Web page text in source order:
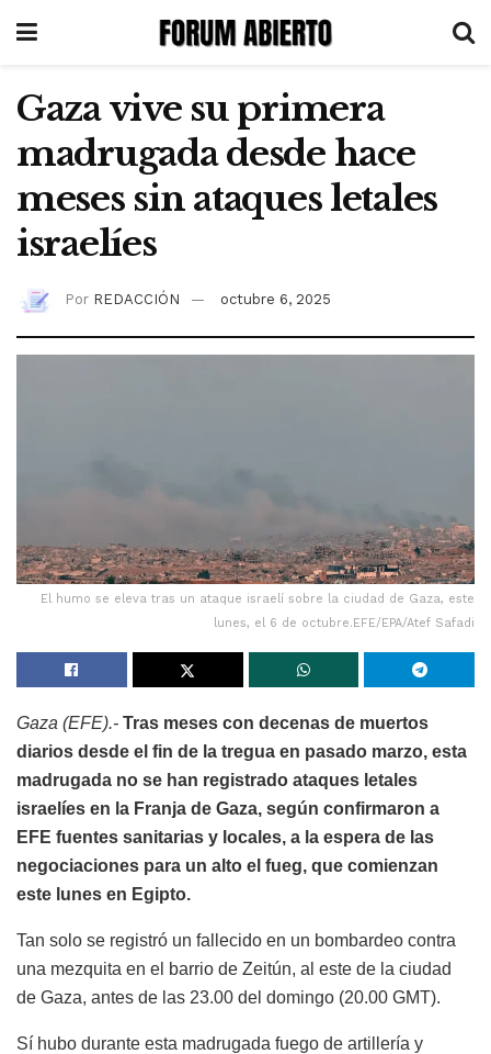
Gaza vive su primera
madrugada desde hace
meses sin ataques letales
israelíes
Por REDACCIÓN octubre 6, 2025
El humo se eleva tras un ataque israelí sobre la ciudad de Gaza, este
lunes, el 6 de octubre.EFE/EPA/Atef Safadi
Gaza (EFE).- Tras meses con decenas de muertos
diarios desde el fin de la tregua en pasado marzo, esta
madrugada no se han registrado ataques letales
israelíes en la Franja de Gaza, según confirmaron a
EFE fuentes sanitarias y locales, a la espera de las
negociaciones para un alto el fueg, que comienzan
este lunes en Egipto.
Tan solo se registró un fallecido en un bombardeo contra
una mezquita en el barrio de Zeitún, al este de la ciudad
de Gaza, antes de las 23.00 del domingo (20.00 GMT).
Sí hubo durante esta madrugada fuego de artillería y